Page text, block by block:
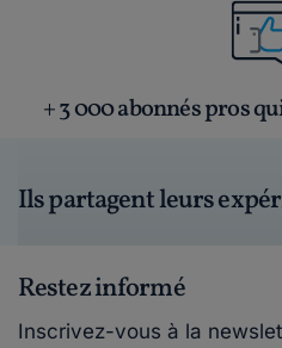
+ 3 000 abonnés pros
Ils partagent leurs
Restez informé
Inscrivez-vous à la